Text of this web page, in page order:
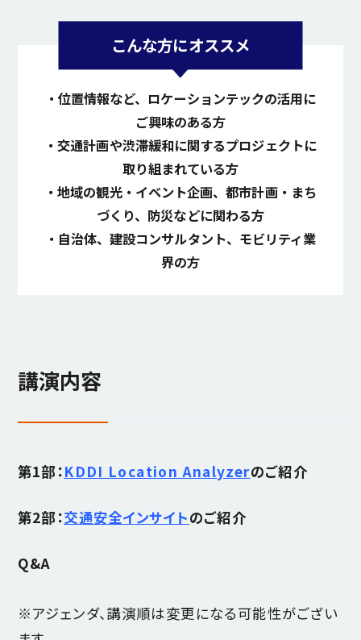
こんな方にオススメ
・位置情報など、ロケーションテックの活用に
ご興味のある方
・交通計画や渋滞緩和に関するプロジェクトに
取り組まれている方
・地域の観光・イベント企画、都市計画・まち
づくり、防災などに関わる方
・自治体、建設コンサルタント、モビリティ業
界の方
講演内容
第1部：KDDI Location Analyzerのご紹介
第2部：交通安全インサイトのご紹介
Q&A
※アジェンダ、講演順は変更になる可能性がござい